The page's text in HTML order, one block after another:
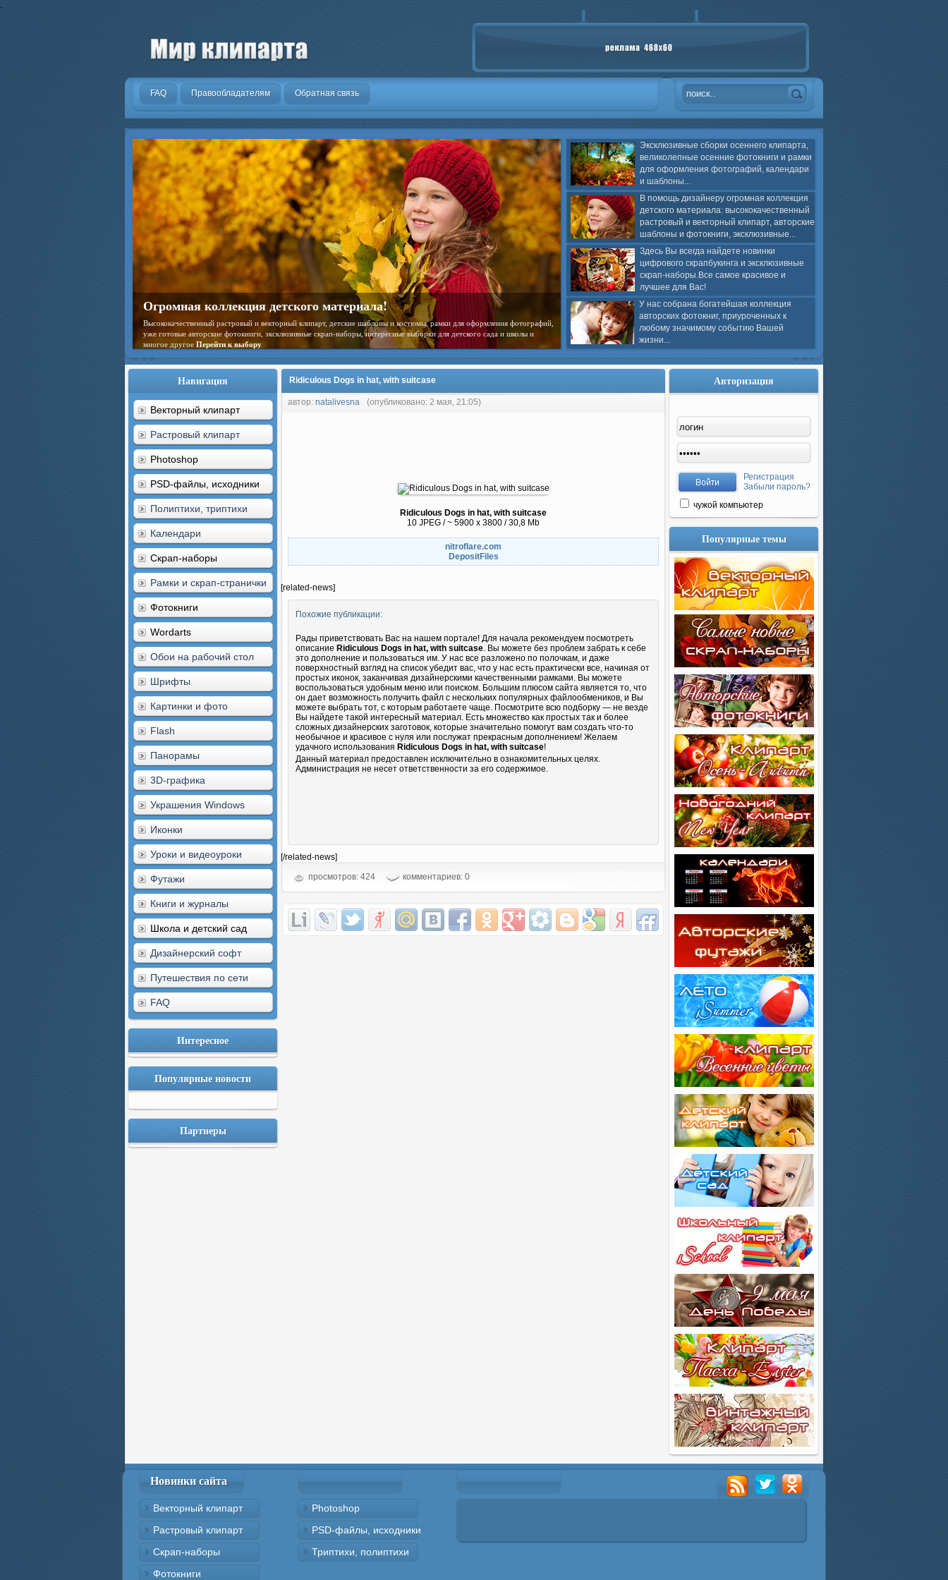
.
FAQ Правообладателям Обратная связь
Эксклюзивные сборки осеннего клипарта,
великолепные осенние фотокниги и рамки
для оформления фотографий, календари
и шаблоны...
В помощь дизайнеру огромная коллекция
детского материала: высококачественный
растровый и векторный клипарт, авторские
шаблоны и фотокниги, эксклюзивные...
Здесь Вы всегда найдете новинки
цифрового скрапбукинга и эксклюзивные
скрап-наборы.Все самое красивое и
лучшее для Вас!
У нас собрана богатейшая коллекция
авторских фотокниг, приуроченных к
любому значимому событию Вашей
жизни...
Огромная коллекция детского материала!
Высококачественный растровый и векторный клипарт, детские шаблоны и костюмы, рамки для оформления фотографий,
уже готовые авторские фотокниги, эксклюзивные скрап-наборы, интересные выборки для детского сада и школы и
многое другое Перейти к выбору
Навигация
Векторный клипарт
Растровый клипарт
Photoshop
PSD-файлы, исходники
Полиптихи, триптихи
Календари
Скрап-наборы
Рамки и скрап-странички
Фотокниги
Wordarts
Обои на рабочий стол
Шрифты
Картинки и фото
Flash
Панорамы
3D-графика
Украшения Windows
Иконки
Уроки и видеоуроки
Футажи
Книги и журналы
Школа и детский сад
Дизайнерский софт
Путешествия по сети
FAQ
Интересное
Популярные новости
Партнеры
Ridiculous Dogs in hat, with suitcase
автор: natalivesna (опубликовано: 2 мая, 21:05)
Ridiculous Dogs in hat, with suitcase
10 JPEG / ~ 5900 x 3800 / 30,8 Mb
nitroflare.com
DepositFiles
[related-news]
Похожие публикации:
Рады приветствовать Вас на нашем портале! Для начала рекомендуем посмотреть
описание Ridiculous Dogs in hat, with suitcase. Вы можете без проблем забрать к себе
это дополнение и пользоваться им. У нас все разложено по полочкам, и даже
поверхностный взгляд на список убедит вас, что у нас есть практически все, начиная от
простых иконок, заканчивая дизайнерскими качественными рамками. Вы можете
воспользоваться удобным меню или поиском. Большим плюсом сайта является то, что
он дает возможность получить файл с нескольких популярных файлообмеников, и Вы
можете выбрать тот, с которым работаете чаще. Посмотрите всю подборку — не везде
Вы найдете такой интересный материал. Есть множество как простых так и более
сложных дизайнерских заготовок, которые значительно помогут вам создать что-то
необычное и красивое с нуля или послужат прекрасным дополнением! Желаем
удачного использования Ridiculous Dogs in hat, with suitcase!
Данный материал предоставлен исключительно в ознакомительных целях.
Администрация не несет ответственности за его содержимое.
[/related-news]
просмотров: 424
комментариев: 0
Авторизация
Регистрация
Забыли пароль?
чужой компьютер
Популярные темы
Новинки сайта
Векторный клипарт
Растровый клипарт
Скрап-наборы
Фотокниги
Photoshop
PSD-файлы, исходники
Триптихи, полиптихи